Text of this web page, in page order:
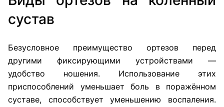
сустав
Безусловное преимущество ортезов перед
другими фиксирующими устройствами —
удобство ношения. Использование этих
приспособлений уменьшает боль в поражённом
суставе, способствует уменьшению воспаления.